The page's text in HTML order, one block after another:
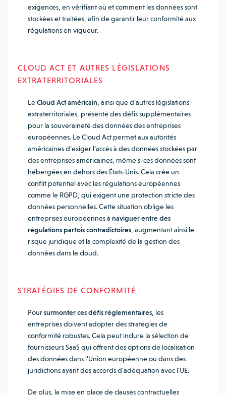
exigences, en vérifiant où et comment les données sont
stockées et traitées, afin de garantir leur conformité aux
régulations en vigueur.
CLOUD ACT ET AUTRES LÉGISLATIONS
EXTRATERRITORIALES
LeCloud Act américain , ainsi que d’autres législations
extraterritoriales, présente des défis supplémentaires
pour la souveraineté des données des entreprises
européennes. Le Cloud Act permet aux autorités
américaines d’exiger l’accès à des données stockées par
des entreprises américaines, même si ces données sont
hébergées en dehors des États-Unis. Cela crée un
conflit potentiel avec les régulations européennes
comme le RGPD, qui exigent une protection stricte des
données personnelles. Cette situation oblige les
entreprises européennes à naviguer entre des
régulations parfois contradictoires , augmentant ainsi le
risque juridique et la complexité de la gestion des
données dans le cloud.
STRATÉGIES DE CONFORMITÉ
Poursurmonter ces défis réglementaires , les
entreprises doivent adopter des stratégies de
conformité robustes. Cela peut inclure la sélection de
fournisseurs SaaS qui offrent des options de localisation
des données dans l’Union européenne ou dans des
juridictions ayant des accords d’adéquation avec l’UE.
De plus, la mise en place de clauses contractuelles